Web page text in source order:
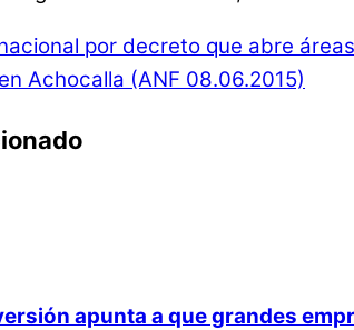
por decreto que abre
Achocalla (ANF 08.06.2015)
apunta a que grandes